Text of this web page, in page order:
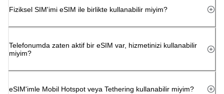
Fiziksel SIM'imi eSIM ile birlikte kullanabilir miyim?
Telefonumda zaten aktif bir eSIM var, hizmetinizi kullanabilir
miyim?
eSIM'imle Mobil Hotspot veya Tethering kullanabilir miyim?